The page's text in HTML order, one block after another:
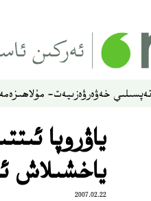
تەپسىلىي خەۋەرۋەزىيەت- مۇلاھىزە
ياۋروپا
ياخشىلاش
2007.02.22